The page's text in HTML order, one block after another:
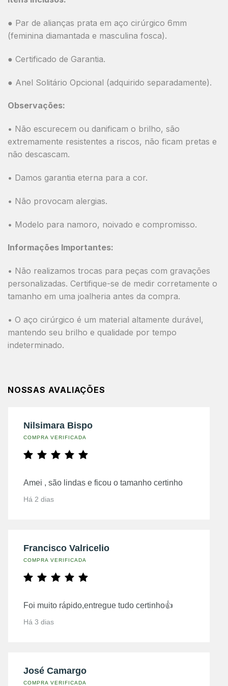
● Par de alianças prata em aço cirúrgico 6mm
(feminina diamantada e masculina fosca).
● Certificado de Garantia.
● Anel Solitário Opcional (adquirido separadamente).
Observações:
• Não escurecem ou danificam o brilho, são
extremamente resistentes a riscos, não ficam pretas e
não descascam.
• Damos garantia eterna para a cor.
• Não provocam alergias.
• Modelo para namoro, noivado e compromisso.
Informações Importantes:
• Não realizamos trocas para peças com gravações
personalizadas. Certifique-se de medir corretamente o
tamanho em uma joalheria antes da compra.
• O aço cirúrgico é um material altamente durável,
mantendo seu brilho e qualidade por tempo
indeterminado.
NOSSAS AVALIAÇÕES
Nilsimara Bispo
COMPRA VERIFICADA
Amei , são lindas e ficou o tamanho certinho
Há 2 dias
Francisco Valricelio
COMPRA VERIFICADA
Foi muito rápido,entregue tudo certinho👍
Há 3 dias
José Camargo
COMPRA VERIFICADA